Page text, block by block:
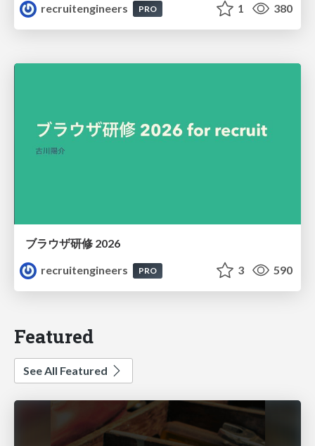
recruitengineers
PRO 1 380
ブラウザ研修 2026
recruitengineers
PRO 3 590
Featured
See All Featured